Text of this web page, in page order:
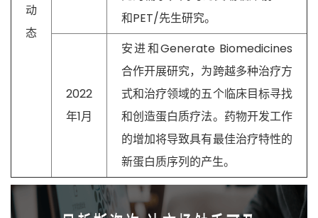
动
态
和PET/先生研究。
2022
年1月
安进和Generate Biomedicines
合作开展研究，为跨越多种治疗方
式和治疗领域的五个临床目标寻找
和创造蛋白质疗法。药物开发工作
的增加将导致具有最佳治疗特性的
新蛋白质序列的产生。